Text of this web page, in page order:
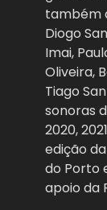
também
Diogo
Imai,
Oliveira,
Tiago
sonoras
2020,
edição
do Porto
apoio da